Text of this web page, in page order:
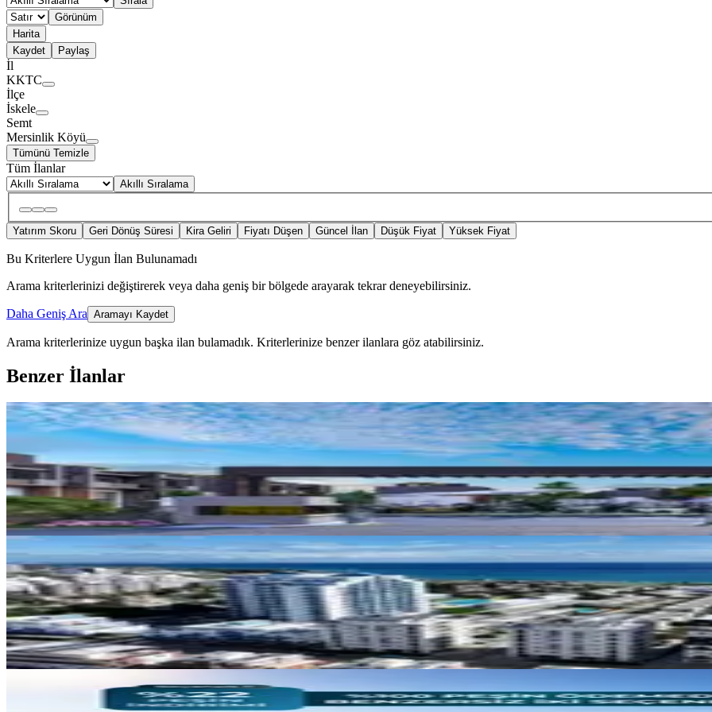
Görünüm
Harita
Kaydet
Paylaş
İl
KKTC
İlçe
İskele
Semt
Mersinlik Köyü
Tümünü Temizle
Tüm İlanlar
Akıllı Sıralama
Yatırım Skoru Geri Dönüş Süresi Kira Geliri Fiyatı Düşen Güncel İlan Düşük Fiyat Yüksek Fiyat
Bu Kriterlere Uygun İlan Bulunamadı
Arama kriterlerinizi değiştirerek veya daha geniş bir bölgede arayarak tekrar deneyebilirsiniz.
Daha Geniş Ara Aramayı Kaydet
Arama kriterlerinize uygun başka ilan bulamadık. Kriterlerinize benzer ilanlara göz atabilirsiniz.
Benzer İlanlar
MANZARALI
İskele Yeni Erenköy Bölgesi'nde Taksit İmkânlı Deniz Manzaralı Tatil Evleri
İskele, Zeybekköy Köyü
1+1·70 m² 1. Kat·
13.06.2026
117.000 £
MANZARALI
50 Ay Vadeli, Taşınmaya Hazır Daireler – İskele Long Beach Bölgesi
İskele, Zeybekköy Köyü
1+1· 52 m²·1. Kat·13.06.2026
106.500 £
Kuzey Kıbrıs İskele Bölgesinde 8 Yıl %12.5 Kira Garantili Daireler